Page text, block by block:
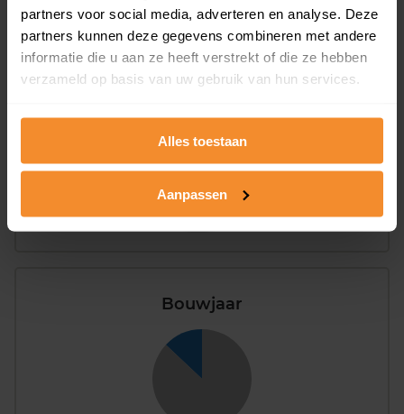
partners voor social media, adverteren en analyse. Deze
partners kunnen deze gegevens combineren met andere
informatie die u aan ze heeft verstrekt of die ze hebben
verzameld op basis van uw gebruik van hun services.
Alles toestaan
Aanpassen
Appartementen
aandeel van totale woningen
0%
Bouwjaar